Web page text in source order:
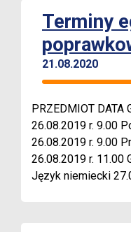
Terminy
21.08.2020
PRZEDMIOT DATA
26.08.2019 r. 9.00
26.08.2019 r. 9.00
26.08.2019 r. 11.00
Język niemiecki